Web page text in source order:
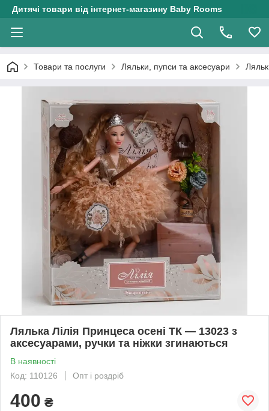
Дитячі товари від інтернет-магазину Baby Rooms
Товари та послуги Ляльки, пупси та аксесуари
Лялька Лілія Принцеса осені ТК — 13023 з
аксесуарами, ручки та ніжки згинаються
В наявності
Код: 110126
Опт і роздріб
400 ₴